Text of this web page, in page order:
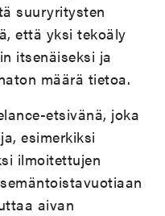
suuryritysten
että yksi tekoäly
itsenäiseksi ja
määrä tietoa.
etsivänä, joka
esimerkiksi
ilmoitettujen
aivan